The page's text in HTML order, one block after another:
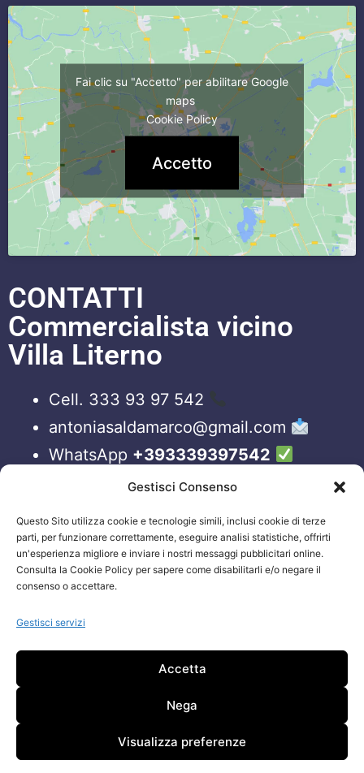
Gestisci Consenso
Questo Sito utilizza cookie e tecnologie simili, inclusi cookie di terze
parti, per funzionare correttamente, eseguire analisi statistiche, offrirti
un'esperienza migliore e inviare i nostri messaggi pubblicitari online.
Consulta la Cookie Policy per sapere come disabilitarli e/o negare il
consenso o accettare.
Gestisci servizi
Accetta
Nega
Visualizza preferenze
Fai clic su "Accetto" per abilitare Google
maps
Cookie Policy
Accetto
CONTATTI
Commercialista vicino
Villa Literno
Cell. 333 93 97 542
antoniasaldamarco@gmail.com
WhatsApp +393339397542
ORARI APERTURA UFFICI
Lun-Ven 09:00 – 19:00
Siamo sempre attivi e online sui nostri social.
Non esiti a contattarci, anche fuori gli orari
sopraelencati via email.
Attenzione: Si riceve solo su appuntamento.